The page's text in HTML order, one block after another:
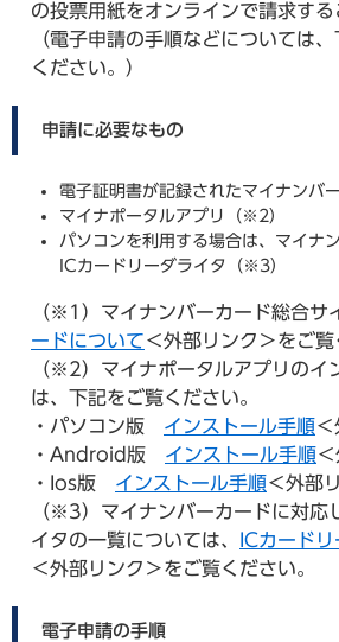
の投票用紙をオンラインで請求する
（電子申請の手順などについては
ください。）
申請に必要なもの
電子証明書が記録されたマイナンバ
マイナポータルアプリ（※2）
パソコンを利用する場合は、マイナ
ICカードリーダライタ（※3）
（※1）マイナンバーカード総合サ
ードについて＜外部リンク＞をご覧
（※2）マイナポータルアプリのイ
は、下記をご覧ください。
・パソコン版 インストール手順
・Android版 インストール手順
・Ios版 インストール手順＜外部
（※3）マイナンバーカードに対応
イタの一覧については、
ICカード
＜外部リンク＞をご覧ください。
電子申請の手順